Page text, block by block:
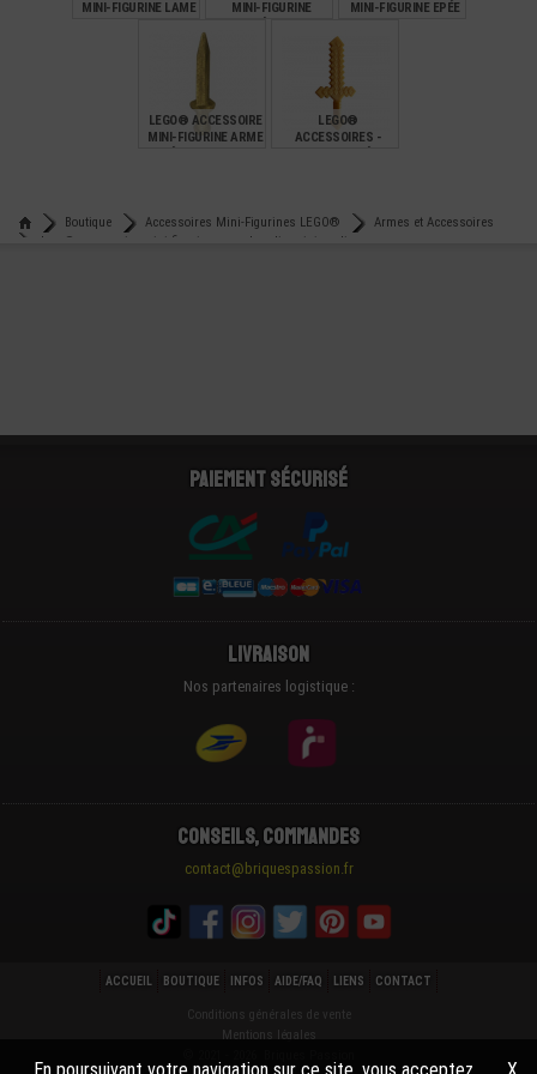
MINI-FIGURINE LAME
MINI-FIGURINE
MINI-FIGURINE EPÉE
LEGO® ACCESSOIRE
MINI-FIGURINE ARME
LEGO®
ACCESSOIRES -
Boutique
Accessoires Mini-Figurines LEGO®
Armes et Accessoires
Lego® accessoire mini-figurine arme bouclier ninjago lion
Paiement sécurisé
Livraison
Nos partenaires logistique :
Conseils, Commandes
contact@briquespassion.fr
ACCUEIL BOUTIQUE INFOS AIDE/FAQ LIENS CONTACT
Conditions générales de vente
Mentions légales